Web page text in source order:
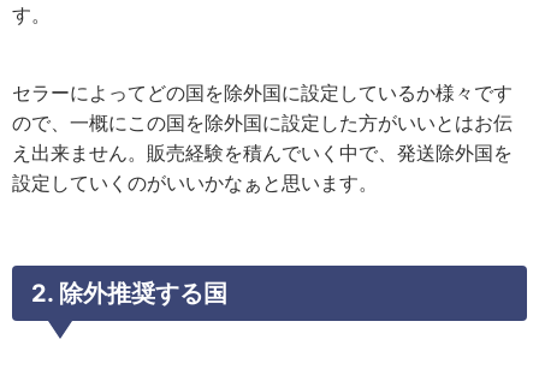
す。
セラーによってどの国を除外国に設定しているか様々です
ので、一概にこの国を除外国に設定した方がいいとはお伝
え出来ません。販売経験を積んでいく中で、発送除外国を
設定していくのがいいかなぁと思います。
2. 除外推奨する国